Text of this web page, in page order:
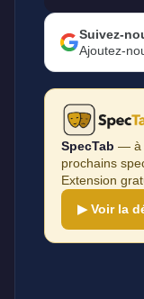
Suivez-
Ajoutez-
SpecTab — à
prochains
Extension
▶ Voir la